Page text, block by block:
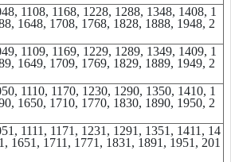
1108, 1168, 1228, 1288, 1348, 1408, 1
1648, 1708, 1768, 1828, 1888, 1948, 2
1109, 1169, 1229, 1289, 1349, 1409, 1
1649, 1709, 1769, 1829, 1889, 1949, 2
1110, 1170, 1230, 1290, 1350, 1410, 1
1650, 1710, 1770, 1830, 1890, 1950, 2
1111, 1171, 1231, 1291, 1351, 1411, 14
1651, 1711, 1771, 1831, 1891, 1951, 201